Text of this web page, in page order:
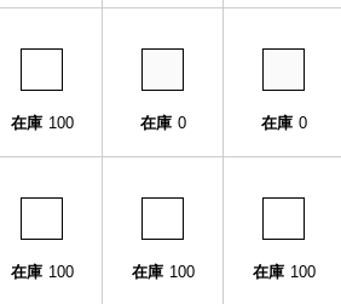
在庫 100 在庫 0 在庫 0
在庫 100 在庫 100 在庫 100